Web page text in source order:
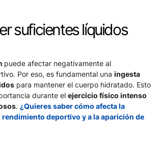
suficientes líquidos
puede afectar negativamente al
Por eso, es fundamental una ingesta
para mantener el cuerpo hidratado. Esto
durante el ejercicio físico intenso
. ¿Quieres saber cómo afecta la
deportivo y a la aparición de